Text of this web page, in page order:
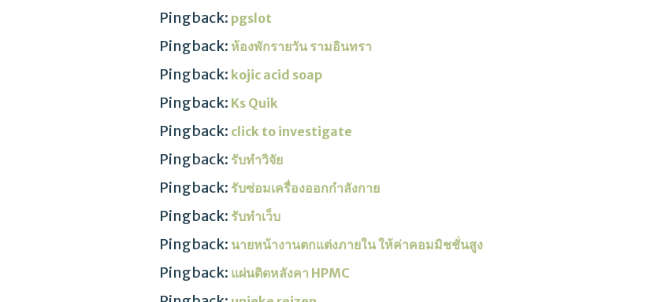
Pingback: pgslot
Pingback: ห้องพักรายวัน รามอินทรา
Pingback: kojic acid soap
Pingback: Ks Quik
Pingback: click to investigate
Pingback: รับทำวิจัย
Pingback: รับซ่อมเครื่องออกกำลังกาย
Pingback: รับทำเว็บ
Pingback: นายหน้างานตกแต่งภายใน ให้ค่าคอมมิชชั่นสูง
Pingback: แผ่นติดหลังคา HPMC